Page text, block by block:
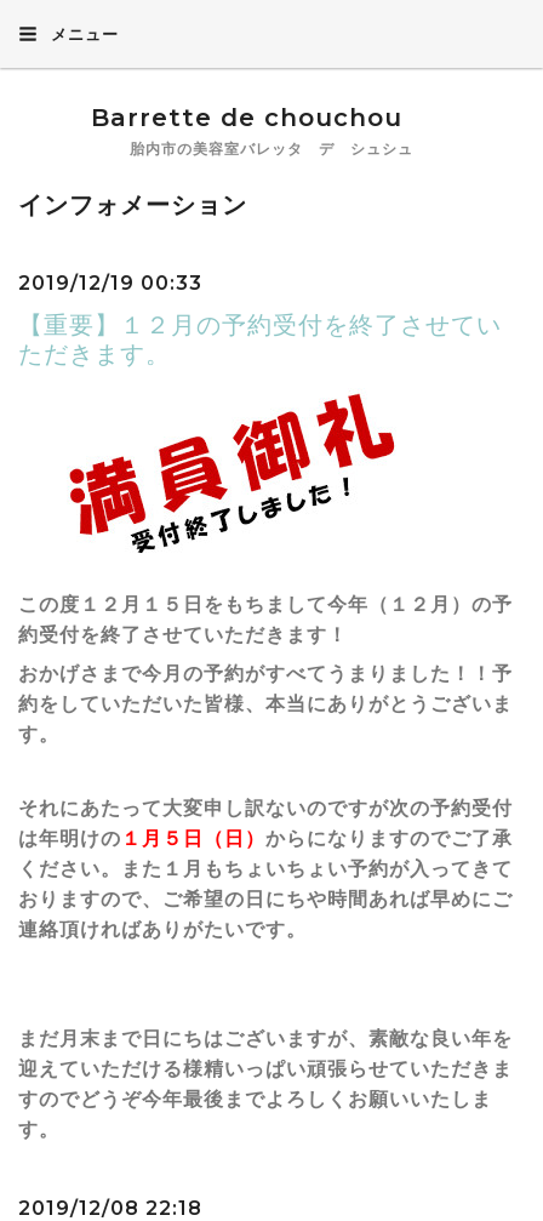
メニュー
Barrette de chouchou
胎内市の美容室バレッタ デ シュシュ
インフォメーション
2019/12/19 00:33
【重要】１２月の予約受付を終了させてい
ただきます。
この度１２月１５日をもちまして今年（１２月）の予
約受付を終了させていただきます！
おかげさまで今月の予約がすべてうまりました！！予
約をしていただいた皆様、本当にありがとうございま
す。
それにあたって大変申し訳ないのですが次の予約受付
は年明けの １月５日（日） からになりますのでご了承
ください。また１月もちょいちょい予約が入ってきて
おりますので、ご希望の日にちや時間あれば早めにご
連絡頂ければありがたいです。
まだ月末まで日にちはございますが、素敵な良い年を
迎えていただける様精いっぱい頑張らせていただきま
すのでどうぞ今年最後までよろしくお願いいたしま
す。
2019/12/08 22:18